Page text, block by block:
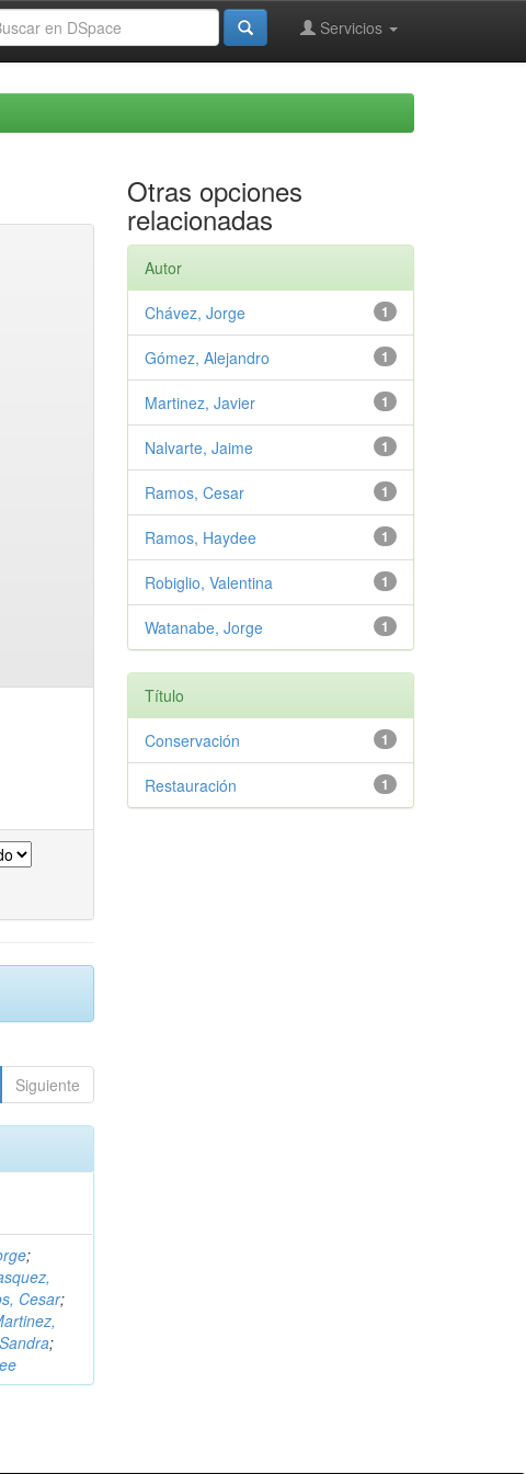
Servicios
Siguiente
;
Cesar;
;
Otras opciones
relacionadas
Autor
1
Chávez, Jorge
1
Gómez, Alejandro
1
Martinez, Javier
1
Nalvarte, Jaime
1
Ramos, Cesar
1
Ramos, Haydee
1
Robiglio, Valentina
1
Watanabe, Jorge
Título
1
Conservación
1
Restauración